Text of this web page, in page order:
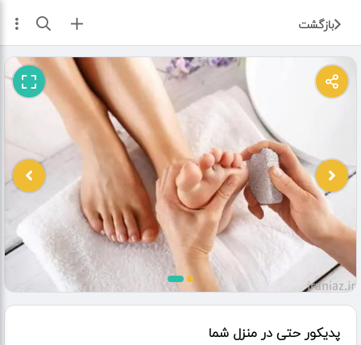
بازگشت ثبت آگهی
پدیکور حتی در منزل شما